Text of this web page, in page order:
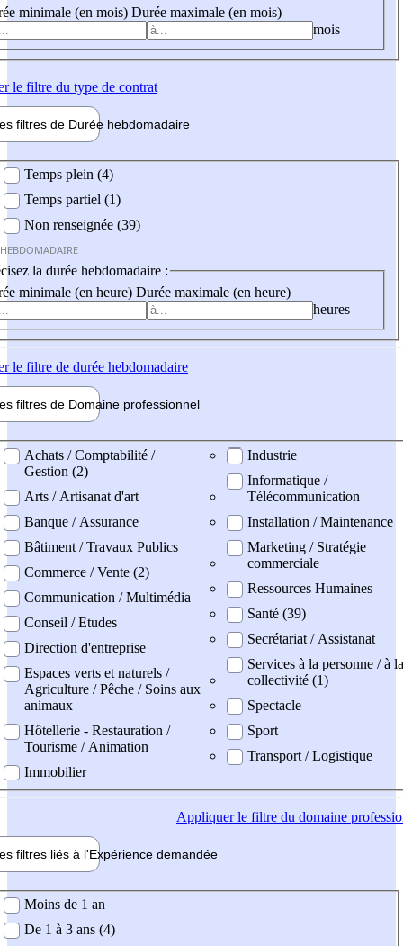
minimale (en mois) Durée maximale (en mois)
mois
le filtre du type de contrat
filtres de Durée hebdomadaire
Temps plein (4)
Temps partiel (1)
Non renseignée (39)
la durée hebdomadaire :
minimale (en heure) Durée maximale (en heure)
heures
le filtre de durée hebdomadaire
filtres de Domaine professionnel
professionel
Achats / Comptabilité /
Gestion (2)
Arts / Artisanat d'art
Banque / Assurance
Bâtiment / Travaux Publics
Commerce / Vente (2)
Communication / Multimédia
Conseil / Etudes
Direction d'entreprise
Espaces verts et naturels /
Agriculture / Pêche / Soins aux
animaux
Hôtellerie - Restauration /
Tourisme / Animation
Immobilier
Industrie
Informatique /
Télécommunication
Installation / Maintenance
Marketing / Stratégie
commerciale
Ressources Humaines
Santé (39)
Secrétariat / Assistanat
Services à la personne / à la
collectivité (1)
Spectacle
Sport
Transport / Logistique
Appliquerle filtre du domaine
filtres liés à l'Expérience demandée
demandée
Moins de 1 an
De 1 à 3 ans (4)